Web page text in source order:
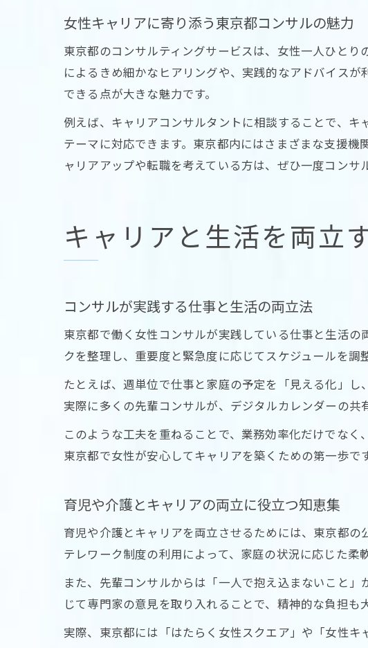
女性キャリアに寄り添う東京都コンサルの魅力
東京都のコンサルティングサービスは、女性一人ひと
によるきめ細かなヒアリングや、実践的なアドバイス
できる点が大きな魅力です。
例えば、キャリアコンサルタントに相談することで、
テーマに対応できます。東京都内にはさまざまな支援
ャリアアップや転職を考えている方は、ぜひ一度コンサ
キャリアと生活を両立
コンサルが実践する仕事と生活の両立法
東京都で働く女性コンサルが実践している仕事と生活
クを整理し、重要度と緊急度に応じてスケジュールを調
たとえば、週単位で仕事と家庭の予定を「見える化」し
実際に多くの先輩コンサルが、デジタルカレンダーの共
このような工夫を重ねることで、業務効率化だけでな
東京都で女性が安心してキャリアを築くための第一歩です
育児や介護とキャリアの両立に役立つ知恵集
育児や介護とキャリアを両立させるためには、東京都
テレワーク制度の利用によって、家庭の状況に応じた柔
また、先輩コンサルからは「一人で抱え込まないこと
じて専門家の意見を取り入れることで、精神的な負担も
実際、東京都には「はたらく女性スクエア」や「女性